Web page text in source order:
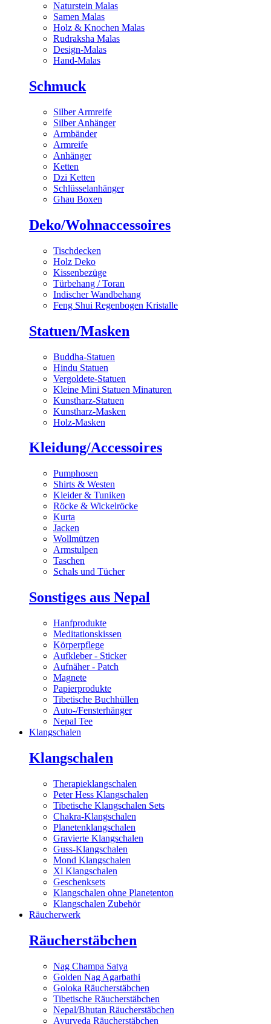
Naturstein Malas
Samen Malas
Holz & Knochen Malas
Rudraksha Malas
Design-Malas
Hand-Malas
Schmuck
Silber Armreife
Silber Anhänger
Armbänder
Armreife
Anhänger
Ketten
Dzi Ketten
Schlüsselanhänger
Ghau Boxen
Deko/Wohnaccessoires
Tischdecken
Holz Deko
Kissenbezüge
Türbehang / Toran
Indischer Wandbehang
Feng Shui Regenbogen Kristalle
Statuen/Masken
Buddha-Statuen
Hindu Statuen
Vergoldete-Statuen
Kleine Mini Statuen Minaturen
Kunstharz-Statuen
Kunstharz-Masken
Holz-Masken
Kleidung/Accessoires
Pumphosen
Shirts & Westen
Kleider & Tuniken
Röcke & Wickelröcke
Kurta
Jacken
Wollmützen
Armstulpen
Taschen
Schals und Tücher
Sonstiges aus Nepal
Hanfprodukte
Meditationskissen
Körperpflege
Aufkleber - Sticker
Aufnäher - Patch
Magnete
Papierprodukte
Tibetische Buchhüllen
Auto-/Fensterhänger
Nepal Tee
Klangschalen
Klangschalen
Therapieklangschalen
Peter Hess Klangschalen
Tibetische Klangschalen Sets
Chakra-Klangschalen
Planetenklangschalen
Gravierte Klangschalen
Guss-Klangschalen
Mond Klangschalen
Xl Klangschalen
Geschenksets
Klangschalen ohne Planetenton
Klangschalen Zubehör
Räucherwerk
Räucherstäbchen
Nag Champa Satya
Golden Nag Agarbathi
Goloka Räucherstäbchen
Tibetische Räucherstäbchen
Nepal/Bhutan Räucherstäbchen
Ayurveda Räucherstäbchen